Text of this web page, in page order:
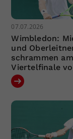
07.07.2026
Wimbledon:
und
schrammen am
Viertelfinale